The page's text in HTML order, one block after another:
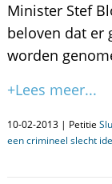
Minister Stef
beloven dat er
worden
+Lees meer...
10-02-2013 | Petitie
een crimineel slecht